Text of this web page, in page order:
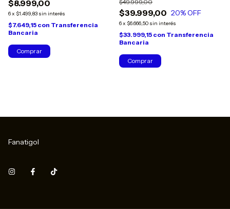
$8.999,00
6x $1.499,83 sin interés
$7.649,15 con Transferencia
Bancaria
Comprar
$39.999,00
$49.999,00
20% OFF
6x $6.666,50 sin interés
$33.999,15 con Transferencia
Bancaria
Comprar
Fanatigol